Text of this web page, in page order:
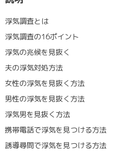
浮気調査とは
浮気調査の16ポイント
浮気の兆候を見抜く
夫の浮気対処方法
女性の浮気を見抜く方法
男性の浮気を見抜く方法
浮気男を見抜く方法
携帯電話で浮気を見つける方法
誘導尋問で浮気を見つける方法